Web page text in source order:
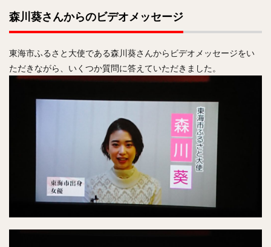
森川葵さんからのビデオメッセージ
東海市ふるさと大使である森川葵さんからビデオメッセージをい
ただきながら、いくつか質問に答えていただきました。